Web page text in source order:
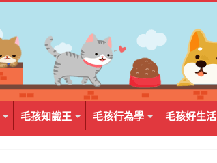
毛孩知識王 毛孩行為學 毛孩好生活